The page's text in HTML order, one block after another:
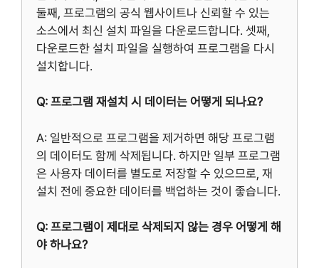
둘째, 프로그램의 공식 웹사이트나 신뢰할 수 있는
소스에서 최신 설치 파일을 다운로드합니다. 셋째,
다운로드한 설치 파일을 실행하여 프로그램을 다시
설치합니다.
Q: 프로그램 재설치 시 데이터는 어떻게 되나요?
A: 일반적으로 프로그램을 제거하면 해당 프로그램
의 데이터도 함께 삭제됩니다. 하지만 일부 프로그램
은 사용자 데이터를 별도로 저장할 수 있으므로, 재
설치 전에 중요한 데이터를 백업하는 것이 좋습니다.
Q: 프로그램이 제대로 삭제되지 않는 경우 어떻게 해
야 하나요?